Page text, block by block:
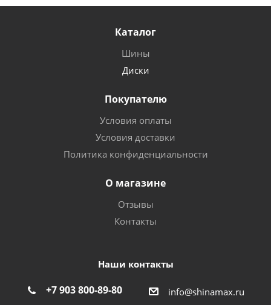
Каталог
Шины
Диски
Покупателю
Условия оплаты
Условия доставки
Политика конфиденциальности
О магазине
Отзывы
Контакты
Наши контакты
+7 903 800-89-80 info@shinamax.ru